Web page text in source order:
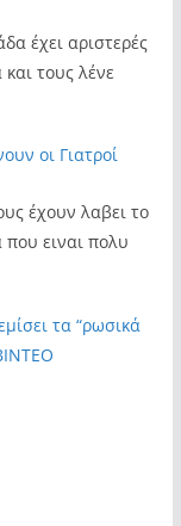
έχει αριστερές
τους λένε
οι Γιατροί
έχουν λαβει το
ειναι πολυ
τα “ρωσικά